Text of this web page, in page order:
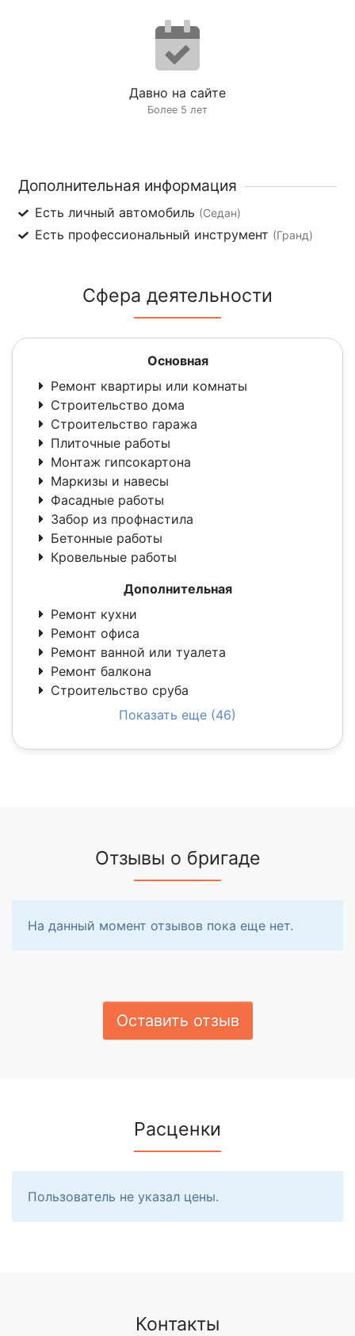
Давно на сайте
Более 5 лет
Дополнительная информация
Есть личный автомобиль (Седан)
Есть профессиональный инструмент (Гранд)
Сфера деятельности
Основная
Ремонт квартиры или комнаты
Строительство дома
Строительство гаража
Плиточные работы
Монтаж гипсокартона
Маркизы и навесы
Фасадные работы
Забор из профнастила
Бетонные работы
Кровельные работы
Дополнительная
Ремонт кухни
Ремонт офиса
Ремонт ванной или туалета
Ремонт балкона
Строительство сруба
Показать еще (46)
Отзывы о бригаде
На данный момент отзывов пока еще нет.
Оставить отзыв
Расценки
Пользователь не указал цены.
Контакты